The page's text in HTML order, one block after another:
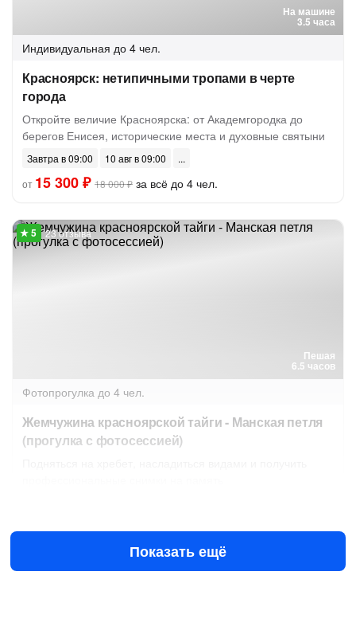
На машине
3.5 часа
Индивидуальная до 4 чел.
Красноярск: нетипичными тропами в черте
города
Откройте величие Красноярска: от Академгородка до
берегов Енисея, исторические места и духовные святыни
Завтра в 09:00
10 авг в 09:00
от 15 300 ₽ 18 000 ₽ за всё до 4 чел.
Пешая
6.5 часов
23 отзыва
Фотопрогулка до 4 чел.
Жемчужина красноярской тайги - Манская петля
(прогулка с фотосессией)
11 000 ₽за всё до 4 чел.
Показать ещё